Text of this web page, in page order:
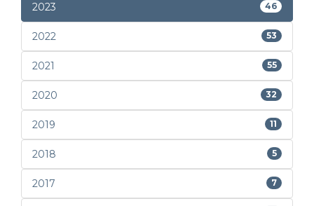
2023 46
2022 53
2021 55
2020 32
2019 11
2018 5
2017 7